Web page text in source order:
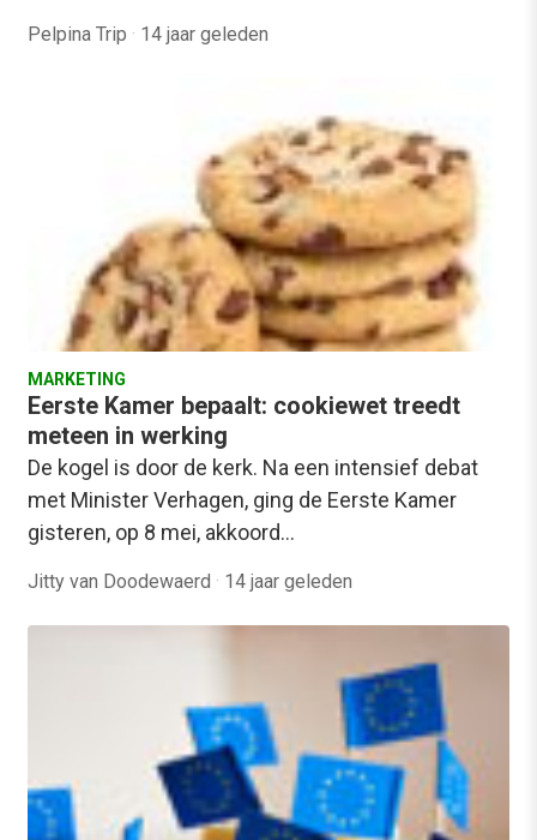
Pelpina Trip · 14 jaar geleden
MARKETING
Eerste Kamer bepaalt: cookiewet treedt
meteen in werking
De kogel is door de kerk. Na een intensief debat
met Minister Verhagen, ging de Eerste Kamer
gisteren, op 8 mei, akkoord…
Jitty van Doodewaerd · 14 jaar geleden